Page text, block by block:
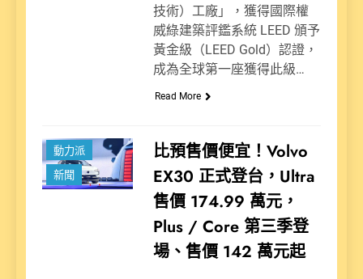
技術）工廠」，獲得國際權
威綠建築評鑑系統 LEED 頒予
黃金級（LEED Gold）認證，
成為全球第一座獲得此級…
Read More
動力派
新聞
比預售價便宜！Volvo
EX30 正式登台，Ultra
售價 174.99 萬元，
Plus / Core 第三季登
場、售價 142 萬元起